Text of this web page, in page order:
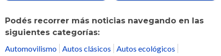
Podés recorrer más noticias navegando en las
siguientes categorías:
Automovilismo Autos clásicos
Autos ecológicos